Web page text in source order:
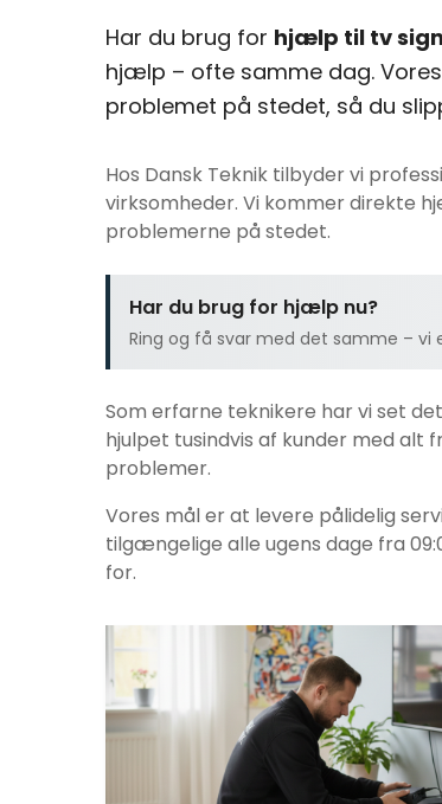
Har du brug for hjælp til tv
hjælp – ofte samme dag.
problemet på stedet, så du
Hos Dansk Teknik tilbyder vi
virksomheder. Vi kommer direkte
problemerne på stedet.
Har du brug for hjælp nu?
Ring og få svar med det samme – vi
Som erfarne teknikere har vi set
hjulpet tusindvis af kunder med alt
problemer.
Vores mål er at levere pålidelig
tilgængelige alle ugens dage fra
for.